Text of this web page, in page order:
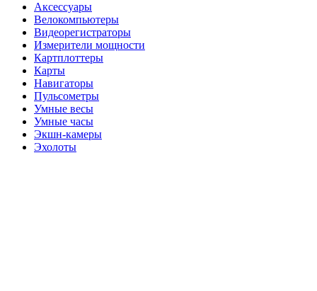
Аксессуары
Велокомпьютеры
Видеорегистраторы
Измерители мощности
Картплоттеры
Карты
Навигаторы
Пульсометры
Умные весы
Умные часы
Экшн-камеры
Эхолоты